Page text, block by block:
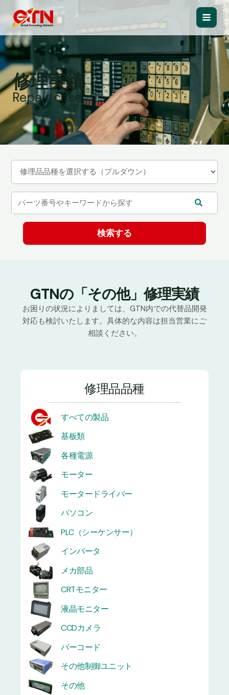
ス
キ
ッ
プ
Main
修理実績
Repair case
GTNの「その他」修理実績
お困りの状況によりましては、GTN内での代替品開発
対応も検討いたします。具体的な内容は担当営業にご
相談ください。
修理品品種
すべての製品
基板類
各種電源
モーター
モータードライバー
パソコン
PLC（シーケンサー）
インバータ
メカ部品
CRTモニター
液晶モニター
CCDカメラ
バーコード
その他制御ユニット
その他